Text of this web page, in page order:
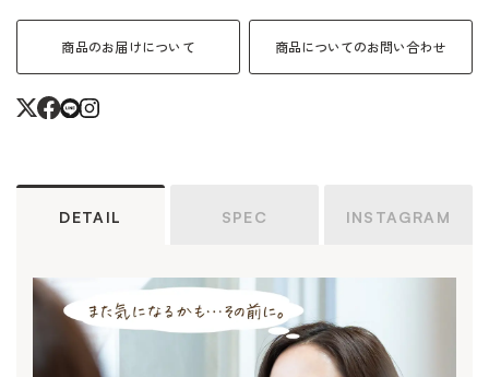
商品のお届けについて 商品についてのお問い合わせ
DETAIL SPEC INSTAGRAM